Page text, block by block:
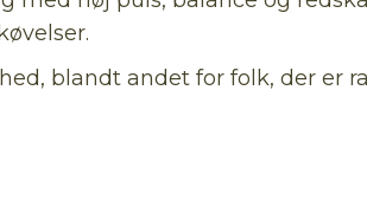
blandt andet for folk, der er